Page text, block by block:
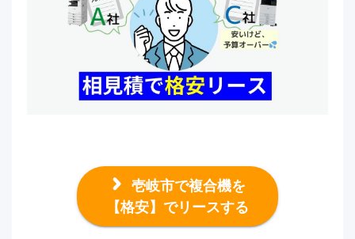
壱岐市で複合機を
【格安】でリースする